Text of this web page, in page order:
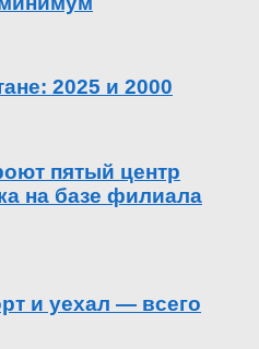
2025 и 2000
пятый центр
на базе филиала
и уехал — всего